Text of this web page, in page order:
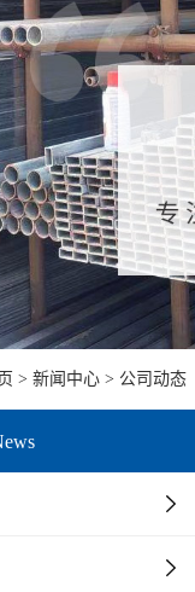
> 新闻中心 > 公司动态